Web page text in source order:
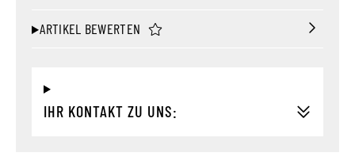
ARTIKEL BEWERTEN
IHR KONTAKT ZU UNS: